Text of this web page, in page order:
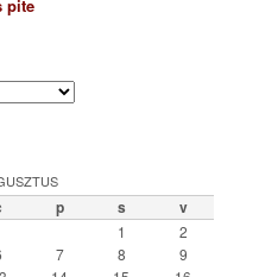
pite
p s v
1
2
7 8
9